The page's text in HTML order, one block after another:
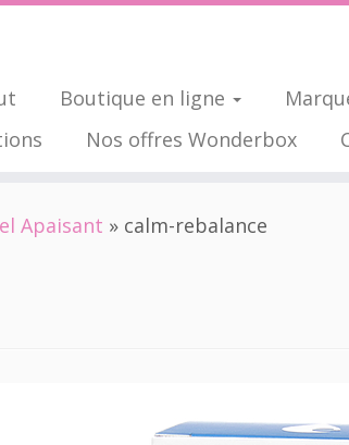
Boutique en ligne
Nos offres Wonderbox
Apaisant » calm-rebalance